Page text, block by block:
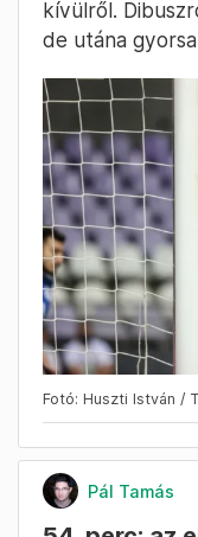
kívülről.
de utána
Fotó: Huszti István /
Pál Tamás